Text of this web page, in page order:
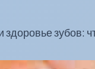
здоровье зубов: